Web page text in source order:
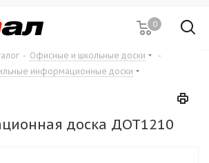
0
- Офисные и школьные доски
-
информационные доски
доска ДОТ1210